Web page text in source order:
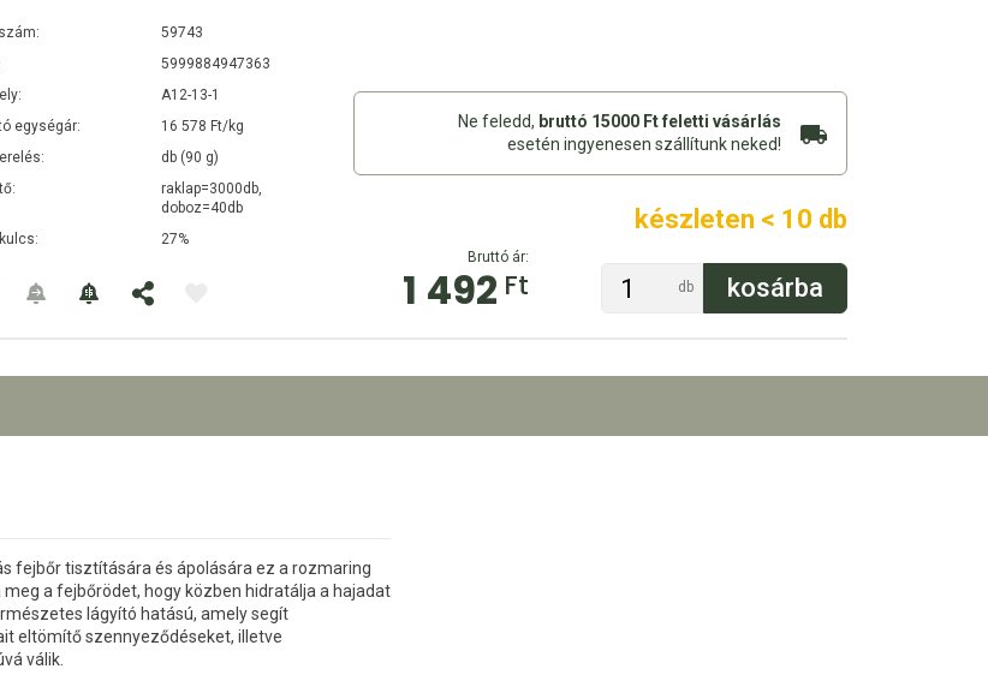
59743
5999884947363
A12-13-1
egységár:
16 578 Ft/kg
db (90 g)
raklap=3000db,
doboz=40db
27%
Ne feledd, bruttó 15000 Ft feletti vásárlás
esetén ingyenesen szállítunk neked!
Bruttó ár:
1 492 Ft
készleten < 10 db
db
fejbőr tisztítására és ápolására ez a rozmaring
a fejbőrödet, hogy közben hidratálja a hajadat
lágyító hatású, amely segít
eltömítő szennyeződéseket, illetve
válik.